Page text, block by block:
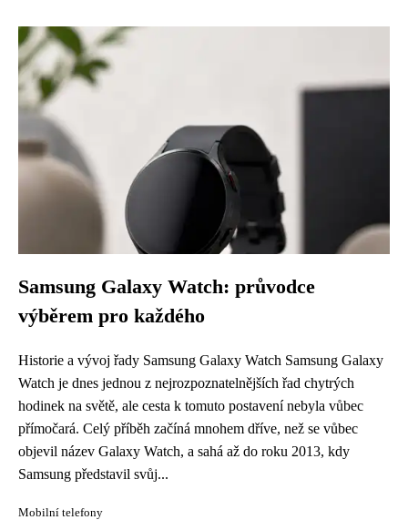
Samsung Galaxy Watch: průvodce
výběrem pro každého
Historie a vývoj řady Samsung Galaxy Watch Samsung Galaxy
Watch je dnes jednou z nejrozpoznatelnějších řad chytrých
hodinek na světě, ale cesta k tomuto postavení nebyla vůbec
přímočará. Celý příběh začíná mnohem dříve, než se vůbec
objevil název Galaxy Watch, a sahá až do roku 2013, kdy
Samsung představil svůj...
Mobilní telefony